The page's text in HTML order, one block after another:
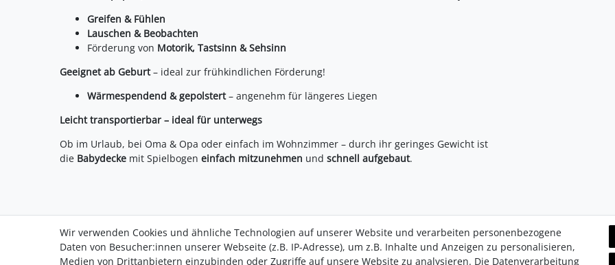
Greifen & Fühlen
Lauschen & Beobachten
Förderung von Motorik, Tastsinn & Sehsinn
Geeignet ab Geburt– ideal zur frühkindlichen Förderung!
Wärmespendend & gepolstert– angenehm für längeres Liegen
Leicht transportierbar – ideal für unterwegs
Ob im Urlaub, bei Oma & Opa oder einfach im Wohnzimmer – durch ihr geringes Gewicht ist
die Babydecke mit Spielbogen einfach mitzunehmen und schnell aufgebaut.
Wir verwenden Cookies und ähnliche Technologien auf unserer Website und verarbeiten personenbezogene
Daten von Besucher:innen unserer Webseite (z.B. IP-Adresse), um z.B. Inhalte und Anzeigen zu personalisieren,
Medien von Drittanbietern einzubinden oder Zugriffe auf unsere Website zu analysieren. Die Datenverarbeitung